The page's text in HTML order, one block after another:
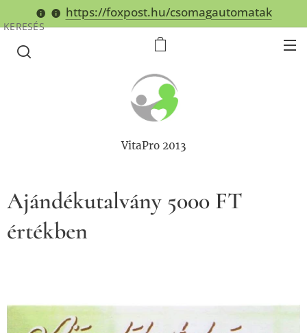
https://foxpost.hu/csomagautomatak
VitaPro 2013
KERESÉS
Ajándékutalvány 5000 FT
értékben